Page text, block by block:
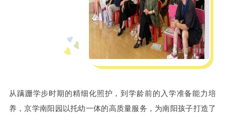
从蹒跚学步时期的精细化照护，到学龄前的入学准备能力培
养，京学南阳园以托幼一体的高质量服务，为南阳孩子打造了